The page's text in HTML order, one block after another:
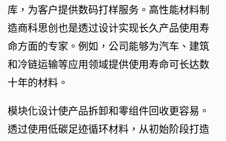
库，为客户提供数码打样服务。高性能材料制
造商科思创也是透过设计实现长久产品使用寿
命方面的专家。例如，公司能够为汽车、建筑
和冷链运输等应用领域提供使用寿命可长达数
十年的材料。
模块化设计使产品拆卸和零组件回收更容易。
透过使用低碳足迹循环材料，从初始阶段打造